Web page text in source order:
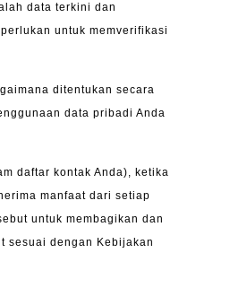
data terkini dan
untuk memverifikasi
ditentukan secara
data pribadi Anda
daftar kontak Anda), ketika
manfaat dari setiap
untuk membagikan dan
sesuai dengan Kebijakan